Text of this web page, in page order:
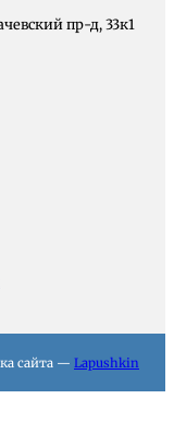
пр-д, 33к1
сайта — Lapushkin